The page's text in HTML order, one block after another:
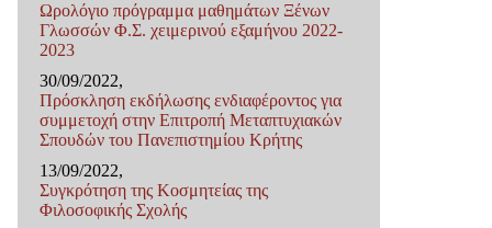
Ωρολόγιο πρόγραμμα μαθημάτων Ξένων
Γλωσσών Φ.Σ. χειμερινού εξαμήνου 2022-
2023
30/09/2022,
Πρόσκληση εκδήλωσης ενδιαφέροντος για
συμμετοχή στην Επιτροπή Μεταπτυχιακών
Σπουδών του Πανεπιστημίου Κρήτης
13/09/2022,
Συγκρότηση της Κοσμητείας της
Φιλοσοφικής Σχολής